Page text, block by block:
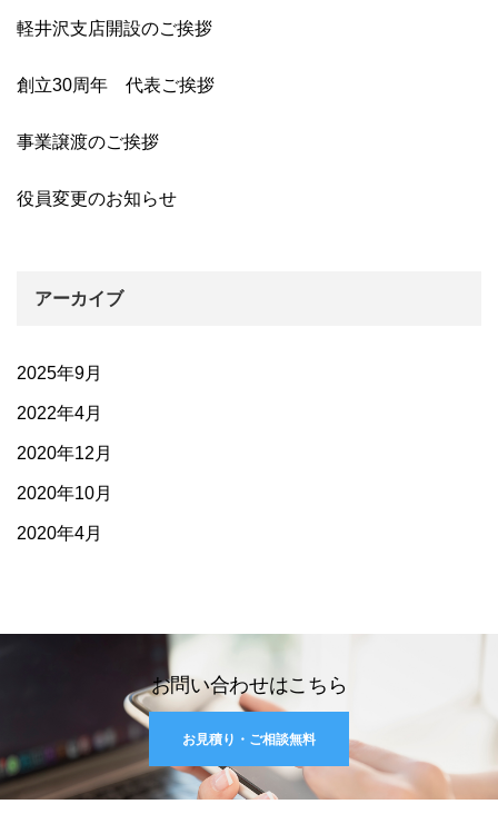
軽井沢支店開設のご挨拶
創立30周年 代表ご挨拶
事業譲渡のご挨拶
役員変更のお知らせ
アーカイブ
2025年9月
2022年4月
2020年12月
2020年10月
2020年4月
お問い合わせはこちら
お見積り・ご相談無料